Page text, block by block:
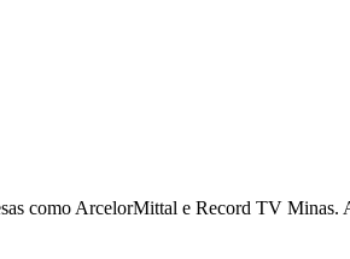
como ArcelorMittal e Record TV Minas.